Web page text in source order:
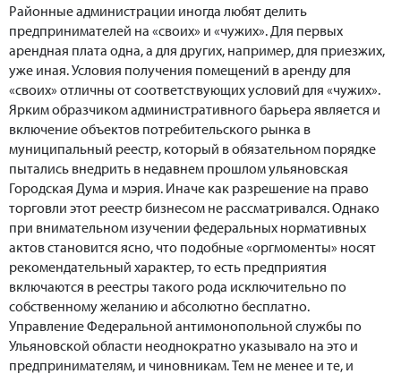
Районные администрации иногда любят делить
предпринимателей на «своих» и «чужих». Для первых
арендная плата одна, а для других, например, для приезжих,
уже иная. Условия получения помещений в аренду для
«своих» отличны от соответствующих условий для «чужих».
Ярким образчиком административного барьера является и
включение объектов потребительского рынка в
муниципальный реестр, который в обязательном порядке
пытались внедрить в недавнем прошлом ульяновская
Городская Дума и мэрия. Иначе как разрешение на право
торговли этот реестр бизнесом не рассматривался. Однако
при внимательном изучении федеральных нормативных
актов становится ясно, что подобные «оргмоменты» носят
рекомендательный характер, то есть предприятия
включаются в реестры такого рода исключительно по
собственному желанию и абсолютно бесплатно.
Управление Федеральной антимонопольной службы по
Ульяновской области неоднократно указывало на это и
предпринимателям, и чиновникам. Тем не менее и те, и